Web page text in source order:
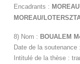
Encadrants :
MOREAU/
8) Nom : BOUALEM
Date de la soutenance
Intitulé de la thèse :